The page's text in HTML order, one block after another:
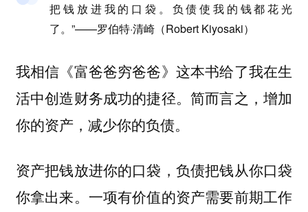
把钱放进我的口袋。负债使我的钱都花光
了。”——罗伯特·清崎（Robert Kiyosaki）
我相信《富爸爸穷爸爸》这本书给了我在生
活中创造财务成功的捷径。简而言之，增加
你的资产，减少你的负债。
资产把钱放进你的口袋，负债把钱从你口袋
你拿出来。一项有价值的资产需要前期工作